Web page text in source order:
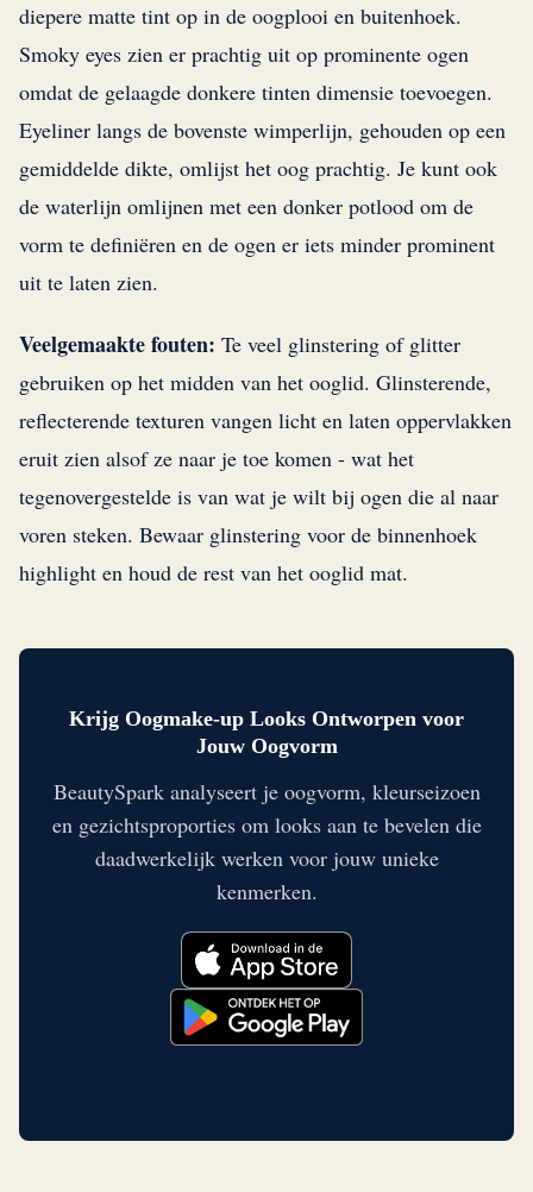
diepere matte tint op in de oogplooi en buitenhoek.
Smoky eyes zien er prachtig uit op prominente ogen
omdat de gelaagde donkere tinten dimensie toevoegen.
Eyeliner langs de bovenste wimperlijn, gehouden op een
gemiddelde dikte, omlijst het oog prachtig. Je kunt ook
de waterlijn omlijnen met een donker potlood om de
vorm te definiëren en de ogen er iets minder prominent
uit te laten zien.
Veelgemaakte fouten: Te veel glinstering of glitter
gebruiken op het midden van het ooglid. Glinsterende,
reflecterende texturen vangen licht en laten oppervlakken
eruit zien alsof ze naar je toe komen - wat het
tegenovergestelde is van wat je wilt bij ogen die al naar
voren steken. Bewaar glinstering voor de binnenhoek
highlight en houd de rest van het ooglid mat.
Krijg Oogmake-up Looks Ontworpen voor
Jouw Oogvorm
BeautySpark analyseert je oogvorm, kleurseizoen
en gezichtsproporties om looks aan te bevelen die
daadwerkelijk werken voor jouw unieke
kenmerken.